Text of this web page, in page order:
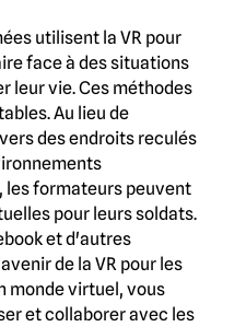
utilisent la VR pour
face à des situations
leur vie. Ces méthodes
Au lieu de
des endroits reculés
formateurs peuvent
pour leurs soldats.
et d'autres
de la VR pour les
monde virtuel, vous
et collaborer avec les